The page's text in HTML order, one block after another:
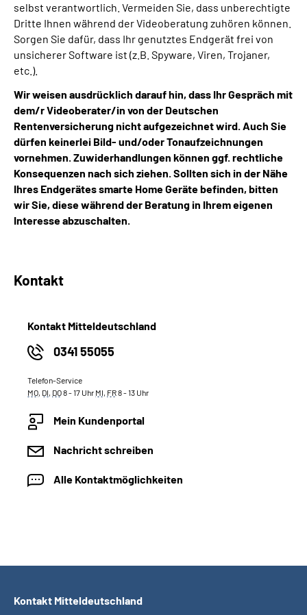
selbst verantwortlich. Vermeiden Sie, dass unberechtigte
Dritte Ihnen während der Videoberatung zuhören können.
Sorgen Sie dafür, dass Ihr genutztes Endgerät frei von
unsicherer Software ist (z.B. Spyware, Viren, Trojaner,
etc.).
Wir weisen ausdrücklich darauf hin, dass Ihr Gespräch mit
dem/r Videoberater/in von der Deutschen
Rentenversicherung nicht aufgezeichnet wird. Auch Sie
dürfen keinerlei Bild- und/oder Tonaufzeichnungen
vornehmen. Zuwiderhandlungen können ggf. rechtliche
Konsequenzen nach sich ziehen. Sollten sich in der Nähe
Ihres Endgerätes smarte Home Geräte befinden, bitten
wir Sie, diese während der Beratung in Ihrem eigenen
Interesse abzuschalten.
Kontakt
Kontakt Mitteldeutschland
0341 55055
Telefon-Service
MO, DI, DO8 - 17 Uhr MI, FR8 - 13 Uhr
Mein Kundenportal
Nachricht schreiben
Alle Kontaktmöglichkeiten
Kontakt Mitteldeutschland